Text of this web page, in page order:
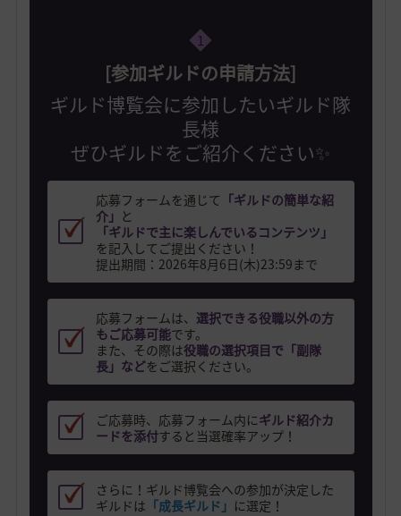
1
[参加ギルドの申請方法]
ギルド博覧会に参加したいギルド隊
長様
ぜひギルドをご紹介ください✨
応募フォームを通じて 「ギルドの簡単な紹
介」 と
「ギルドで主に楽しんでいるコンテンツ」
を記入してご提出ください！
提出期間：2026年8月6日(木)23:59まで
応募フォームは、 選択できる役職以外の方
もご応募可能です。
また、その際は役職の選択項目で「副隊
長」などをご選択ください。
ご応募時、応募フォーム内にギルド紹介カ
ードを添付すると当選確率アップ！
さらに！ギルド博覧会への参加が決定した
ギルドは 「成長ギルド」 に選定！